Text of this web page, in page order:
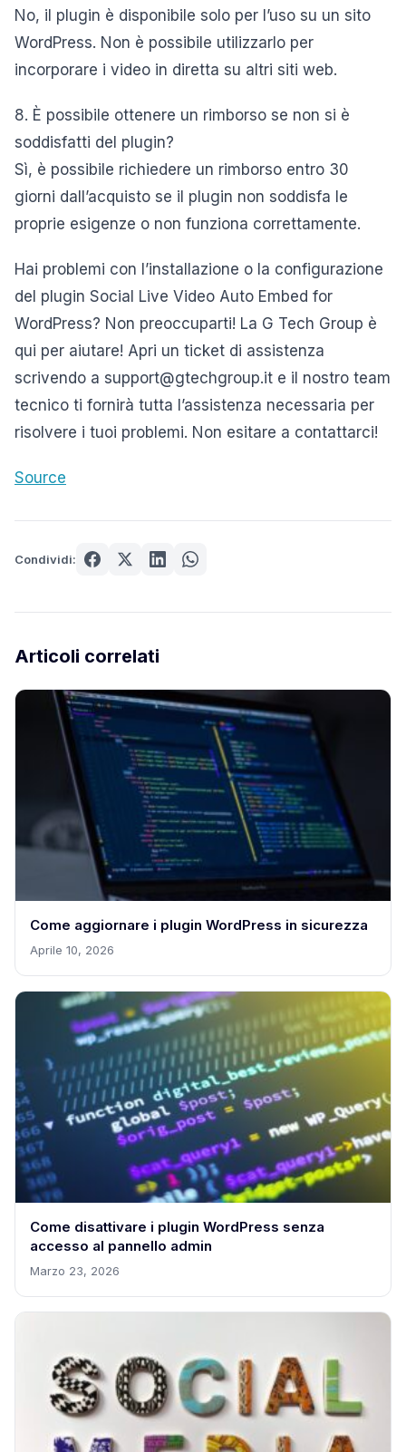
No, il plugin è disponibile solo per l’uso su un sito
WordPress. Non è possibile utilizzarlo per
incorporare i video in diretta su altri siti web.
8. È possibile ottenere un rimborso se non si è
soddisfatti del plugin?
Sì, è possibile richiedere un rimborso entro 30
giorni dall’acquisto se il plugin non soddisfa le
proprie esigenze o non funziona correttamente.
Hai problemi con l’installazione o la configurazione
del plugin Social Live Video Auto Embed for
WordPress? Non preoccuparti! La G Tech Group è
qui per aiutare! Apri un ticket di assistenza
scrivendo a support@gtechgroup.it e il nostro team
tecnico ti fornirà tutta l’assistenza necessaria per
risolvere i tuoi problemi. Non esitare a contattarci!
Source
Condividi:
Articoli correlati
Come aggiornare i plugin WordPress in sicurezza
Aprile 10, 2026
Come disattivare i plugin WordPress senza
accesso al pannello admin
Marzo 23, 2026